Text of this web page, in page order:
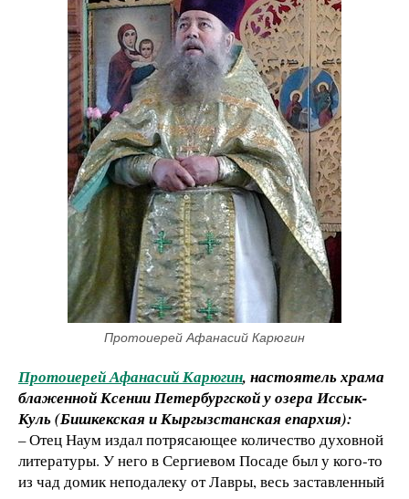
Протоиерей Афанасий Карюгин
Протоиерей Афанасий Карюгин, настоятель храма
блаженной Ксении Петербургской у озера Иссык-
Куль (Бишкекская и Кыргызстанская епархия):
– Отец Наум издал потрясающее количество духовной
литературы. У него в Сергиевом Посаде был у кого-то
из чад домик неподалеку от Лавры, весь заставленный